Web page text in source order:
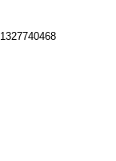
1327740468